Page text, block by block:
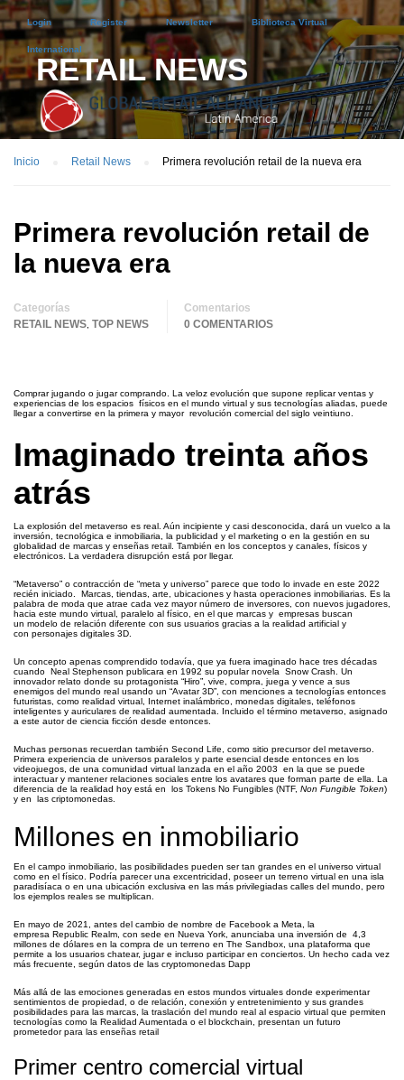
Login Register Newsletter Biblioteca Virtual
International
RETAIL NEWS
Inicio Retail News Primera revolución retail de la nueva era
Primera revolución retail de
la nueva era
Categorías
RETAIL NEWS TOP NEWS
Comentarios
0 COMENTARIOS
Comprar jugando o jugar comprando. La veloz evolución que supone replicar ventas y
experiencias de los espacios físicos en el mundo virtual y sus tecnologías aliadas, puede
llegar a convertirse en la primera y mayor revolución comercial del siglo veintiuno.
Imaginado treinta años
atrás
La explosión del metaverso es real. Aún incipiente y casi desconocida, dará un vuelco a la
inversión, tecnológica e inmobiliaria, la publicidad y el marketing o en la gestión en su
globalidad de marcas y enseñas retail. También en los conceptos y canales, físicos y
electrónicos. La verdadera disrupción está por llegar.
“Metaverso” o contracción de “meta y universo” parece que todo lo invade en este 2022
recién iniciado. Marcas, tiendas, arte, ubicaciones y hasta operaciones inmobiliarias. Es la
palabra de moda que atrae cada vez mayor número de inversores, con nuevos jugadores,
hacia este mundo virtual, paralelo al físico, en el que marcas y empresas buscan
un modelo de relación diferente con sus usuarios gracias a la realidad artificial y
con personajes digitales 3D.
Un concepto apenas comprendido todavía, que ya fuera imaginado hace tres décadas
cuando Neal Stephenson publicara en 1992 su popular novela Snow Crash. Un
innovador relato donde su protagonista “Hiro”, vive, compra, juega y vence a sus
enemigos del mundo real usando un “Avatar 3D”, con menciones a tecnologías entonces
futuristas, como realidad virtual, Internet inalámbrico, monedas digitales, teléfonos
inteligentes y auriculares de realidad aumentada. Incluido el término metaverso, asignado
a este autor de ciencia ficción desde entonces.
Muchas personas recuerdan también Second Life, como sitio precursor del metaverso.
Primera experiencia de universos paralelos y parte esencial desde entonces en los
videojuegos, de una comunidad virtual lanzada en el año 2003 en la que se puede
interactuar y mantener relaciones sociales entre los avatares que forman parte de ella. La
diferencia de la realidad hoy está en los Tokens No Fungibles (NTF, Non Fungible Token)
y en las criptomonedas.
Millones en inmobiliario
En el campo inmobiliario, las posibilidades pueden ser tan grandes en el universo virtual
como en el físico. Podría parecer una excentricidad, poseer un terreno virtual en una isla
paradisíaca o en una ubicación exclusiva en las más privilegiadas calles del mundo, pero
los ejemplos reales se multiplican.
En mayo de 2021, antes del cambio de nombre de Facebook a Meta, la
empresa Republic Realm, con sede en Nueva York, anunciaba una inversión de 4,3
millones de dólares en la compra de un terreno en The Sandbox, una plataforma que
permite a los usuarios chatear, jugar e incluso participar en conciertos. Un hecho cada vez
más frecuente, según datos de las cryptomonedas Dapp
Más allá de las emociones generadas en estos mundos virtuales donde experimentar
sentimientos de propiedad, o de relación, conexión y entretenimiento y sus grandes
posibilidades para las marcas, la traslación del mundo real al espacio virtual que permiten
tecnologías como la Realidad Aumentada o el blockchain, presentan un futuro
prometedor para las enseñas retail
Primer centro comercial virtual